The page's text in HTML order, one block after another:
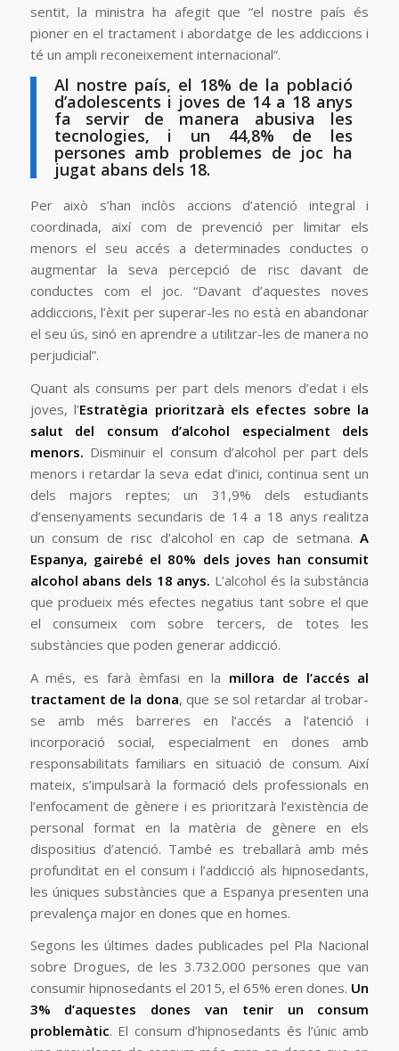
sentit, la ministra ha afegit que “el nostre país és
pioner en el tractament i abordatge de les addiccions i
té un ampli reconeixement internacional”.
Al nostre país, el 18% de la població
d’adolescents i joves de 14 a 18 anys
fa servir de manera abusiva les
tecnologies, i un 44,8% de les
persones amb problemes de joc ha
jugat abans dels 18.
Per això s’han inclòs accions d’atenció integral i
coordinada, així com de prevenció per limitar els
menors el seu accés a determinades conductes o
augmentar la seva percepció de risc davant de
conductes com el joc. “Davant d’aquestes noves
addiccions, l’èxit per superar-les no està en abandonar
el seu ús, sinó en aprendre a utilitzar-les de manera no
perjudicial”.
Quant als consums per part dels menors d’edat i els
joves, l’Estratègia prioritzarà els efectes sobre la
salut del consum d’alcohol especialment dels
menors. Disminuir el consum d’alcohol per part dels
menors i retardar la seva edat d’inici, continua sent un
dels majors reptes; un 31,9% dels estudiants
d’ensenyaments secundaris de 14 a 18 anys realitza
un consum de risc d’alcohol en cap de setmana.A
Espanya, gairebé el 80% dels joves han consumit
alcohol abans dels 18 anys. L’alcohol és la substància
que produeix més efectes negatius tant sobre el que
el consumeix com sobre tercers, de totes les
substàncies que poden generar addicció.
A més, es farà èmfasi en la millora de l’accés al
tractament de la dona, que se sol retardar al trobar-
se amb més barreres en l’accés a l’atenció i
incorporació social, especialment en dones amb
responsabilitats familiars en situació de consum. Així
mateix, s’impulsarà la formació dels professionals en
l’enfocament de gènere i es prioritzarà l’existència de
personal format en la matèria de gènere en els
dispositius d’atenció. També es treballarà amb més
profunditat en el consum i l’addicció als hipnosedants,
les úniques substàncies que a Espanya presenten una
prevalença major en dones que en homes.
Segons les últimes dades publicades pel Pla Nacional
sobre Drogues, de les 3.732.000 persones que van
consumir hipnosedants el 2015, el 65% eren dones. Un
3% d’aquestes dones van tenir un consum
problemàtic. El consum d’hipnosedants és l’únic amb